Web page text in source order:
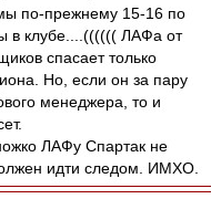
по-прежнему 15-16 по
в клубе....(((((( ЛАФа от
спасает только
Но, если он за пару
менеджера, то и
ЛАФу Спартак не
идти следом. ИМХО.